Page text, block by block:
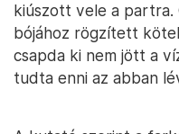
kiúszott vele a partra.
bójához rögzített
csapda ki nem jött a
tudta enni az abban